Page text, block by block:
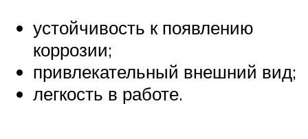
устойчивость к появлению
коррозии;
привлекательный внешний вид;
легкость в работе.